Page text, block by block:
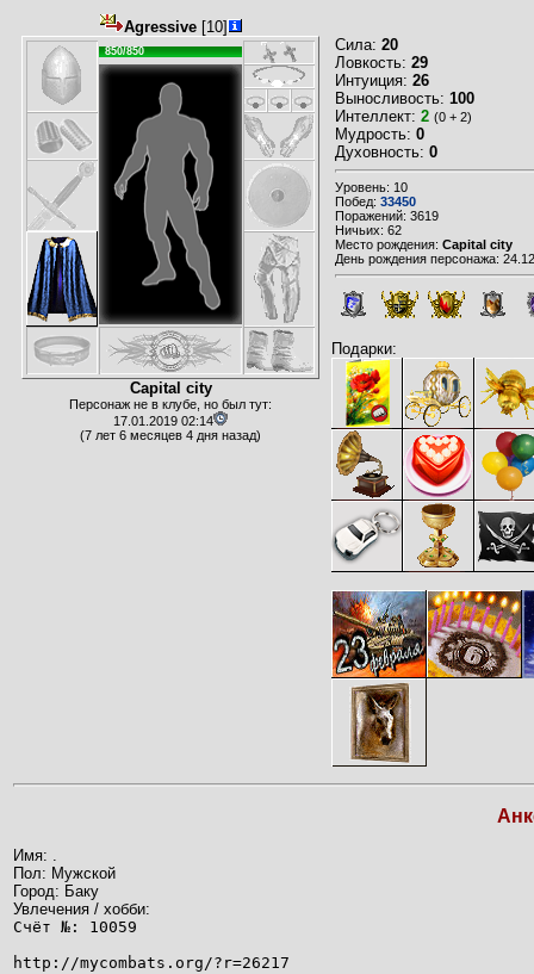
Agressive[10]
850/850
Capital city
Персонаж не в клубе, но был тут:
17.01.2019 02:14
(7 лет 6 месяцев 4 дня назад)
Сила: 20
Ловкость: 29
Интуиция: 26
Выносливость: 100
Интеллект: 2 (0 + 2)
Мудрость: 0
Духовность: 0
Уровень: 10
Побед: 33450
Поражений: 3619
Ничьих: 62
Место рождения: Capital city
День рождения персонажа:
Подарки:
Имя: .
Пол: Мужской
Город: Баку
Увлечения / хобби:
Счёт №: 10059
http://mycombats.org/?r=26217